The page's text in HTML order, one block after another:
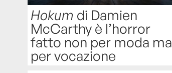
Hokum di Damien
McCarthy è l’horror
fatto non per moda ma
per vocazione